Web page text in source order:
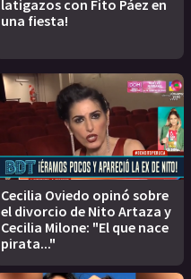
latigazos con Fito Páez en
una fiesta!
Cecilia Oviedo opinó sobre
el divorcio de Nito Artaza y
Cecilia Milone: "El que nace
pirata..."